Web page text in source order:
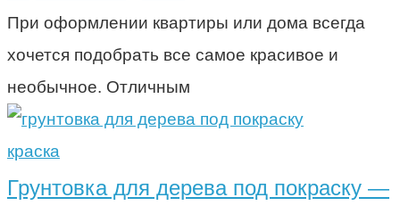
При оформлении квартиры или дома всегда
хочется подобрать все самое красивое и
необычное. Отличным
краска
Грунтовка для дерева под покраску —